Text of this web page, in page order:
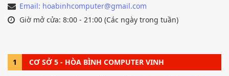
Email: hoabinhcomputer@gmail.com
Giờ mở cửa: 8:00 - 21:00 (Các ngày trong tuần)
1 CƠ SỞ 5 - HÒA BÌNH COMPUTER VINH